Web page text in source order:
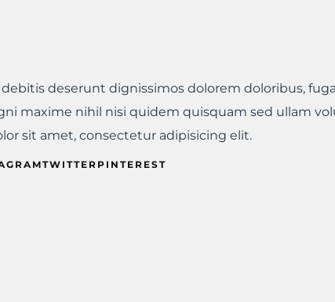
debitis deserunt dignissimos dolorem doloribus,
maxime nihil nisi quidem quisquam sed ullam
sit amet, consectetur adipisicing elit.